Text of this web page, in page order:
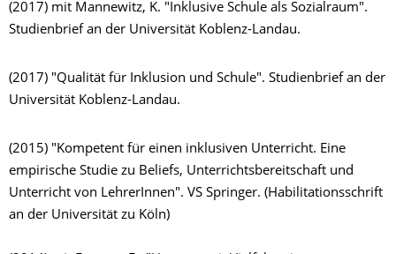
(2017) mit Mannewitz, K. "Inklusive Schule als Sozialraum".
Studienbrief an der Universität Koblenz-Landau.
(2017) "Qualität für Inklusion und Schule". Studienbrief an der
Universität Koblenz-Landau.
(2015) "Kompetent für einen inklusiven Unterricht. Eine
empirische Studie zu Beliefs, Unterrichtsbereitschaft und
Unterricht von LehrerInnen". VS Springer. (Habilitationsschrift
an der Universität zu Köln)